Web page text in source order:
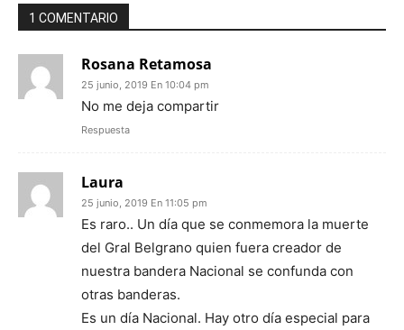
1 COMENTARIO
Rosana Retamosa
25 junio, 2019 En 10:04 pm
No me deja compartir
Respuesta
Laura
25 junio, 2019 En 11:05 pm
Es raro.. Un día que se conmemora la muerte
del Gral Belgrano quien fuera creador de
nuestra bandera Nacional se confunda con
otras banderas.
Es un día Nacional. Hay otro día especial para